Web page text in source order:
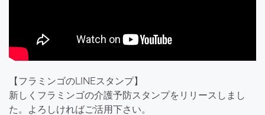
【フラミンゴのLINEスタンプ】
新しくフラミンゴの介護予防スタンプをリリースしまし
た。よろしければご活用下さい。